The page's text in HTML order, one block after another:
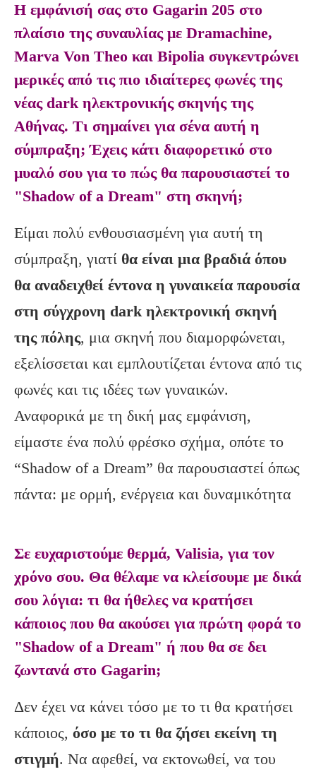
Η εμφάνισή σας στο Gagarin 205 στο
πλαίσιο της συναυλίας με Dramachine,
Marva Von Theo και Bipolia συγκεντρώνει
μερικές από τις πιο ιδιαίτερες φωνές της
νέας dark ηλεκτρονικής σκηνής της
Αθήνας. Τι σημαίνει για σένα αυτή η
σύμπραξη; Έχεις κάτι διαφορετικό στο
μυαλό σου για το πώς θα παρουσιαστεί το
"Shadow of a Dream" στη σκηνή;
Είμαι πολύ ενθουσιασμένη για αυτή τη
σύμπραξη, γιατί θα είναι μια βραδιά όπου
θα αναδειχθεί έντονα η γυναικεία παρουσία
στη σύγχρονη dark ηλεκτρονική σκηνή
της πόλης, μια σκηνή που διαμορφώνεται,
εξελίσσεται και εμπλουτίζεται έντονα από τις
φωνές και τις ιδέες των γυναικών.
Αναφορικά με τη δική μας εμφάνιση,
είμαστε ένα πολύ φρέσκο σχήμα, οπότε το
“Shadow of a Dream” θα παρουσιαστεί όπως
πάντα: με ορμή, ενέργεια και δυναμικότητα
Σε ευχαριστούμε θερμά, Valisia, για τον
χρόνο σου. Θα θέλαμε να κλείσουμε με δικά
σου λόγια: τι θα ήθελες να κρατήσει
κάποιος που θα ακούσει για πρώτη φορά το
"Shadow of a Dream" ή που θα σε δει
ζωντανά στο Gagarin;
Δεν έχει να κάνει τόσο με το τι θα κρατήσει
κάποιος, όσο με το τι θα ζήσει εκείνη τη
στιγμή. Να αφεθεί, να εκτονωθεί, να του